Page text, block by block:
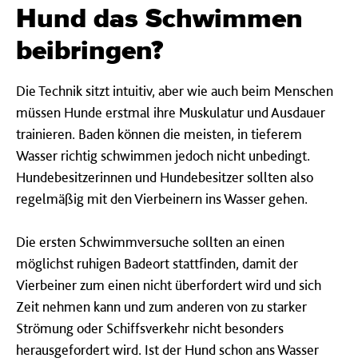
Hund das Schwimmen
beibringen?
Die Technik sitzt intuitiv, aber wie auch beim Menschen
müssen Hunde erstmal ihre Muskulatur und Ausdauer
trainieren. Baden können die meisten, in tieferem
Wasser richtig schwimmen jedoch nicht unbedingt.
Hundebesitzerinnen und Hundebesitzer sollten also
regelmäßig mit den Vierbeinern ins Wasser gehen.
Die ersten Schwimmversuche sollten an einen
möglichst ruhigen Badeort stattfinden, damit der
Vierbeiner zum einen nicht überfordert wird und sich
Zeit nehmen kann und zum anderen von zu starker
Strömung oder Schiffsverkehr nicht besonders
herausgefordert wird. Ist der Hund schon ans Wasser